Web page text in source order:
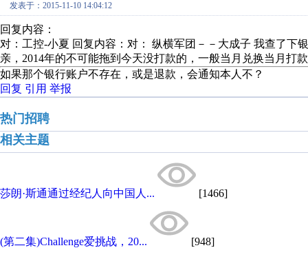
发表于：2015-11-10 14:04:12
回复内容：
对：工控-小夏 回复内容：对： 纵横军团－－大成子 我查了下
亲，2014年的不可能拖到今天没打款的，一般当月兑换当月
如果那个银行账户不存在，或是退款，会通知本人不？
回复 引用 举报
热门招聘
相关主题
莎朗·斯通通过经纪人向中国人... [1466]
(第二集)Challenge爱挑战，20... [948]